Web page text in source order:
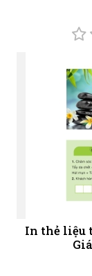
In thẻ liệu